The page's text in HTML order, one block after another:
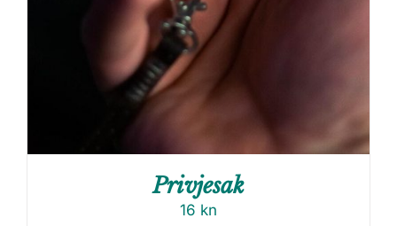
Privjesak
16 kn